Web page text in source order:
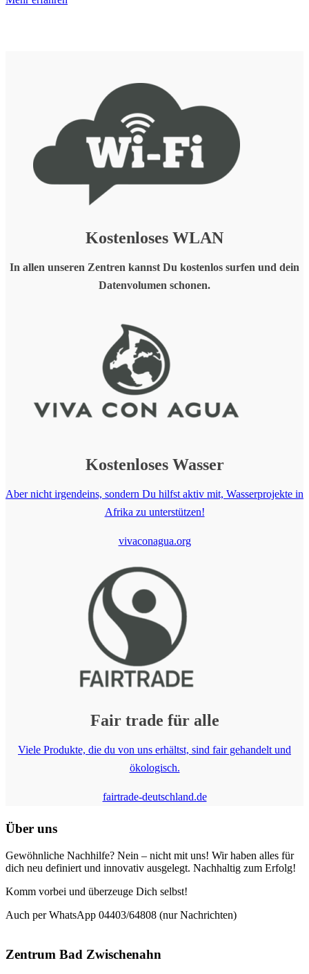
Kostenloses WLAN
In allen unseren Zentren kannst Du kostenlos surfen und dein
Datenvolumen schonen.
KostenlosesWasser
Aber nicht irgendeins, sondern Du hilfst aktiv mit, Wasserprojekte in
Afrika zu unterstützen!
vivaconagua.org
Fair trade für alle
Viele Produkte, die du von uns erhältst, sind fair gehandelt und
ökologisch.
fairtrade-deutschland.de
Über uns
Gewöhnliche Nachhilfe? Nein – nicht mit uns! Wir haben alles für
dich neu definiert und innovativ ausgelegt. Nachhaltig zum Erfolg!
Komm vorbei und überzeuge Dich selbst!
Auch per WhatsApp 04403/64808 (nur Nachrichten)
Zentrum Bad Zwischenahn